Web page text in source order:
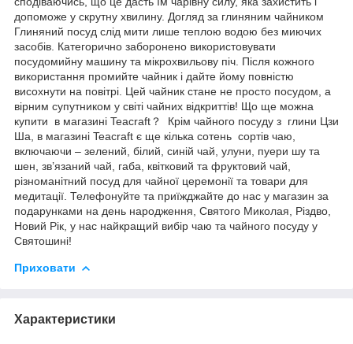
допоможе у скрутну хвилину. Догляд за глиняним чайником
Глиняний посуд слід мити лише теплою водою без миючих
засобів. Категорично заборонено використовувати
посудомийну машину та мікрохвильову піч. Після кожного
використання промийте чайник і дайте йому повністю
висохнути на повітрі. Цей чайник стане не просто посудом, а
вірним супутником у світі чайних відкриттів! Що ще можна
купити в магазині Teacraft？ Крім чайного посуду з глини Цзи
Ша, в магазині Teacraft є ще кілька сотень сортів чаю,
включаючи – зелений, білий, синій чай, улуни, пуери шу та
шен, зв’язаний чай, габа, квітковий та фруктовий чай,
різноманітний посуд для чайної церемонії та товари для
медитації. Телефонуйте та приїжджайте до нас у магазин за
подарунками на день народження, Святого Миколая, Різдво,
Новий Рік, у нас найкращий вибір чаю та чайного посуду у
Святошині!
Приховати
Характеристики